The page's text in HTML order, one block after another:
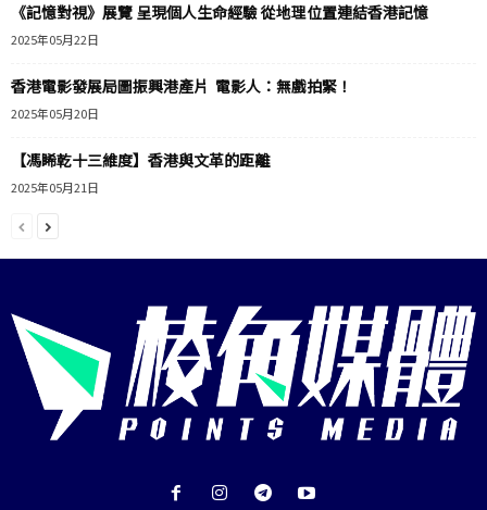
《記憶對視》展覽 呈現個人生命經驗 從地理位置連結香港記憶
2025年05月22日
香港電影發展局圖振興港產片 電影人：無戲拍緊！
2025年05月20日
【馮睎乾十三維度】香港與文革的距離
2025年05月21日